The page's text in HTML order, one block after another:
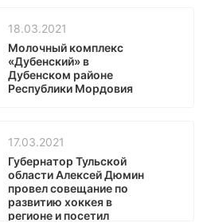
18.03.2021
Молочный комплекс
«Дубенский» в
Дубенском районе
Республики Мордовия
17.03.2021
Губернатор Тульской
области Алексей Дюмин
провел совещание по
развитию хоккея в
регионе и посетил